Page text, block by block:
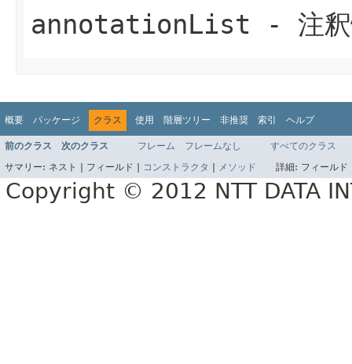
annotationList - 注釈
概要 パッケージ クラス 使用 階層ツリー 非推奨 索引 ヘルプ
前のクラス 次のクラス フレーム フレームなし
すべてのクラス
サマリー: ネスト | フィールド | コンストラクタ メソッド 詳細: フィール
Copyright © 2012 NTT DATA